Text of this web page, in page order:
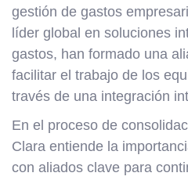
gestión de gastos
líder global en soluciones
gastos, han formado una
facilitar el trabajo de los
través de una integración
En el proceso de
Clara entiende la
con aliados clave para